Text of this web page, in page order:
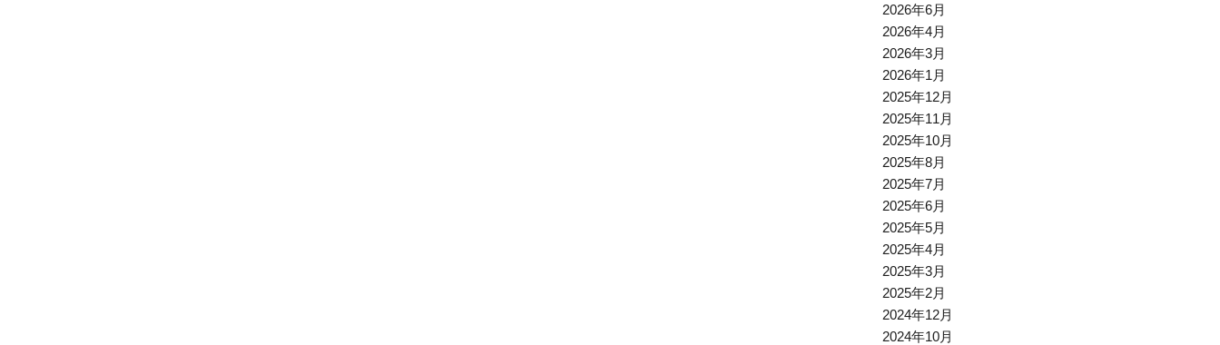
2026年6月
2026年4月
2026年3月
2026年1月
2025年12月
2025年11月
2025年10月
2025年8月
2025年7月
2025年6月
2025年5月
2025年4月
2025年3月
2025年2月
2024年12月
2024年10月